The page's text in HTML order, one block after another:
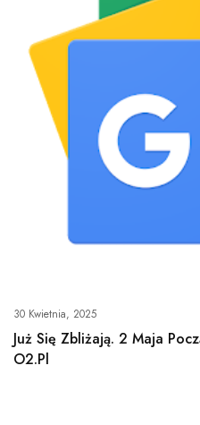
30 Kwietnia, 2025
Już Się Zbliżają. 2 Maja
O2.pl